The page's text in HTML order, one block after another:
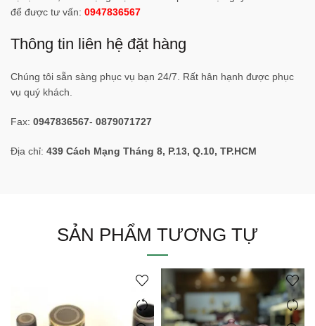
để được tư vấn: 0947836567
Thông tin liên hệ đặt hàng
Chúng tôi sẵn sàng phục vụ bạn 24/7. Rất hân hạnh được phục
vụ quý khách.
Fax: 0947836567- 0879071727
Địa chỉ: 439 Cách Mạng Tháng 8, P.13, Q.10, TP.HCM
SẢN PHẨM TƯƠNG TỰ